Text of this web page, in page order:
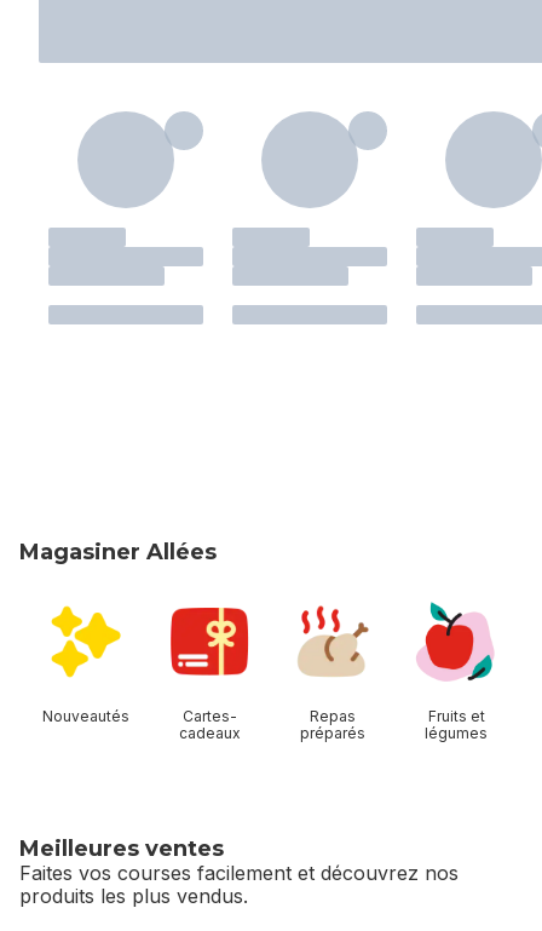
Magasiner Allées
Nouveautés
Cartes-
cadeaux
Repas
préparés
Fruits et
légumes
Meilleures ventes
Faites vos courses facilement et découvrez nos
produits les plus vendus.